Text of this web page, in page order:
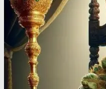
GHB/Hætter
GHB/Hætter renhedstest
Ketamin
Ketamin renhedstest